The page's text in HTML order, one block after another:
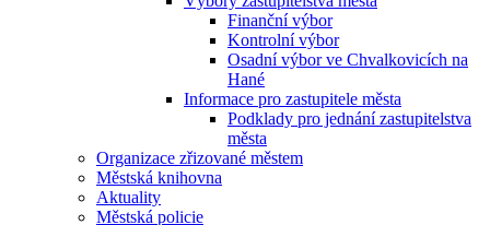
Finanční výbor
Kontrolní výbor
Osadní výbor ve Chvalkovicích na
Hané
Informace pro zastupitele města
Podklady pro jednání zastupitelstva
města
Organizace zřizované městem
Městská knihovna
Aktuality
Městská policie